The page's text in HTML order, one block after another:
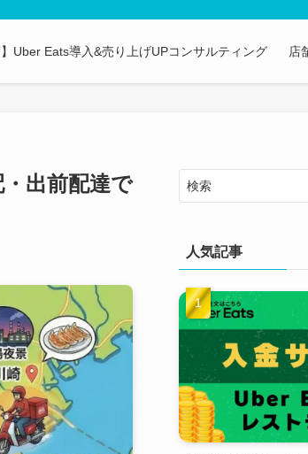
】Uber Eats導入&売り上げUPコンサルティング 店
出前配達で
人気記事